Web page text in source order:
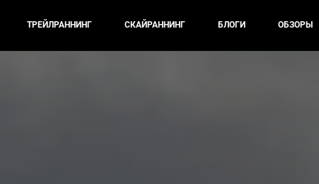
ТРЕЙЛРАННИНГ СКАЙРАННИНГ БЛОГИ ОБЗОРЫ